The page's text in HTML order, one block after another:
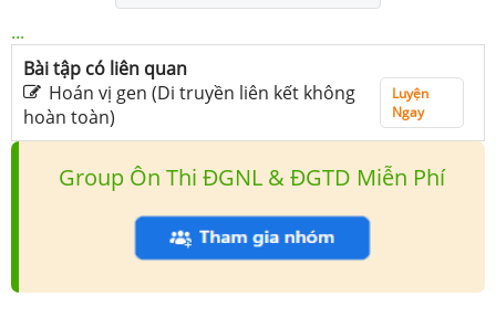
...
Bài tập có liên quan
Hoán vị gen (Di truyền liên kết không
hoàn toàn)
Luyện
Ngay
Group Ôn Thi ĐGNL & ĐGTD Miễn Phí